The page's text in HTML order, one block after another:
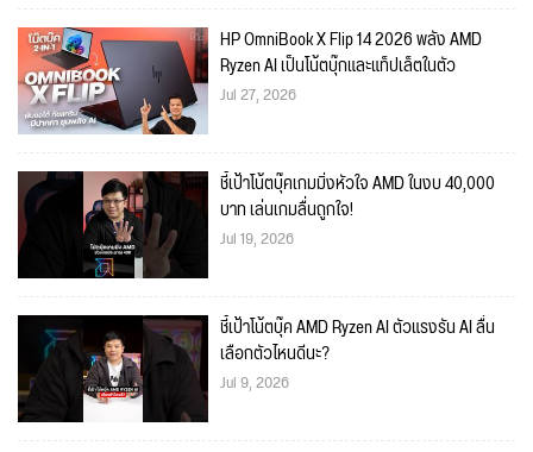
HP OmniBook X Flip 14 2026 พลัง AMD
Ryzen AI เป็นโน้ตบุ๊กและแท็ปเล็ตในตัว
Jul 27, 2026
ชี้เป้าโน้ตบุ๊คเกมมิ่งหัวใจ AMD ในงบ 40,000
บาท เล่นเกมลื่นถูกใจ!
Jul 19, 2026
ชี้เป้าโน้ตบุ๊ค AMD Ryzen AI ตัวแรงรัน AI ลื่น
เลือกตัวไหนดีนะ?
Jul 9, 2026